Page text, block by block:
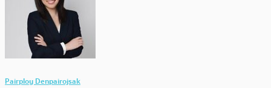
Pairploy Denpairojsak